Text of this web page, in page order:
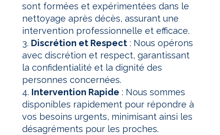
sont formées et expérimentées dans le
nettoyage après décès, assurant une
intervention professionnelle et efficace.
3. Discrétion et Respect: Nous opérons
avec discrétion et respect, garantissant
la confidentialité et la dignité des
personnes concernées.
4. Intervention Rapide : Nous sommes
disponibles rapidement pour répondre à
vos besoins urgents, minimisant ainsi les
désagréments pour les proches.